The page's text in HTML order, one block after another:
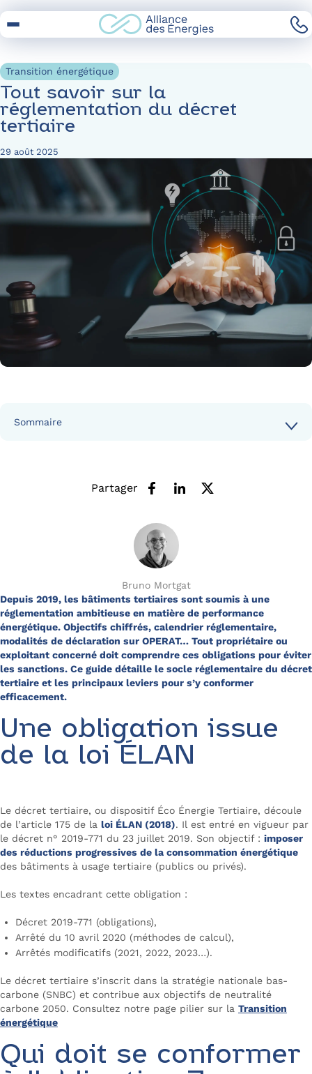
to
Transition énergétique
Tout savoir sur la
réglementation du décret
tertiaire
29 août 2025
Sommaire
Partager
Bruno Mortgat
Depuis 2019, les bâtiments tertiaires sont soumis à une
réglementation ambitieuse en matière de performance
énergétique. Objectifs chiffrés, calendrier réglementaire,
modalités de déclaration sur OPERAT… Tout propriétaire ou
exploitant concerné doit comprendre ces obligations pour éviter
les sanctions. Ce guide détaille le socle réglementaire du décret
tertiaire et les principaux leviers pour s’y conformer
efficacement.
Une obligation issue
de la loi ÉLAN
Le décret tertiaire, ou dispositif Éco Énergie Tertiaire, découle
de l’article 175 de la loi ÉLAN (2018). Il est entré en vigueur par
le décret n° 2019-771 du 23 juillet 2019. Son objectif : imposer
des réductions progressives de la consommation énergétique
des bâtiments à usage tertiaire (publics ou privés).
Les textes encadrant cette obligation :
Décret 2019-771 (obligations),
Arrêté du 10 avril 2020 (méthodes de calcul),
Arrêtés modificatifs (2021, 2022, 2023…).
Le décret tertiaire s’inscrit dans la stratégie nationale bas-
carbone (SNBC) et contribue aux objectifs de neutralité
carbone 2050. Consultez notre page pilier sur la Transition
énergétique
Qui doit se conformer